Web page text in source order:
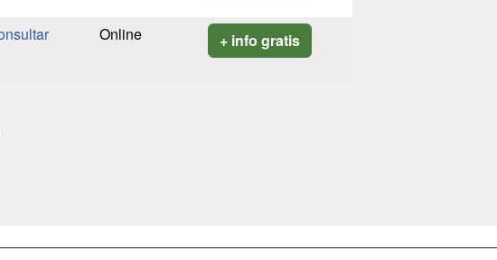
Online + info gratis